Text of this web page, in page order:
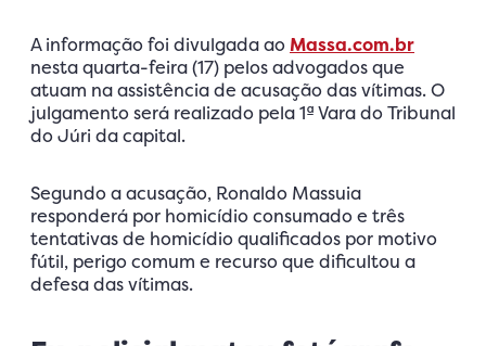
A informação foi divulgada aoMassa.com.br
nesta quarta-feira (17) pelos advogados que
atuam na assistência de acusação das vítimas. O
julgamento será realizado pela 1ª Vara do Tribunal
do Júri da capital.
Segundo a acusação, Ronaldo Massuia
responderá por homicídio consumado e três
tentativas de homicídio qualificados por motivo
fútil, perigo comum e recurso que dificultou a
defesa das vítimas.